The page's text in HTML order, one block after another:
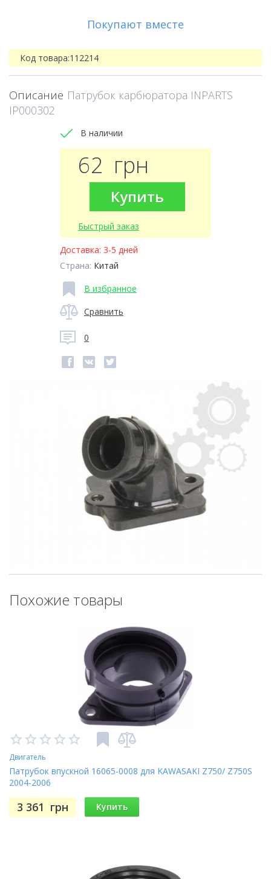
Покупают вместе
Код товара:112214
Описание Патрубок карбюратора INPARTS
IP000302
В наличии
62 грн
Купить
Быстрый заказ
Доставка: 3-5 дней
Страна: Китай
В избранное
Сравнить
0
Похожие товары
Двигатель
Патрубок впускной 16065-0008 для KAWASAKI Z750/ Z750S
2004-2006
3 361 грн Купить